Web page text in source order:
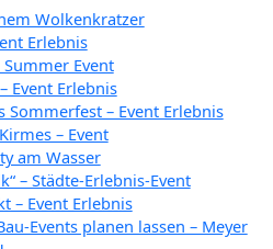
Wolkenkratzer
Erlebnis
Event
Event Erlebnis
Sommerfest – Event Erlebnis
– Event
am Wasser
– Städte-Erlebnis-Event
– Event Erlebnis
Events planen lassen – Meyer